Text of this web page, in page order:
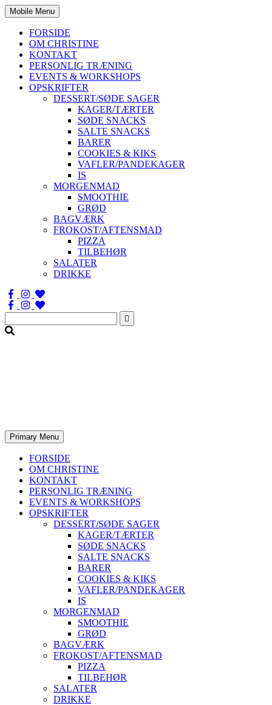
Mobile Menu
FORSIDE
OM CHRISTINE
KONTAKT
PERSONLIG TRÆNING
EVENTS & WORKSHOPS
OPSKRIFTER
DESSERT/SØDE SAGER
KAGER/TÆRTER
SØDE SNACKS
SALTE SNACKS
BARER
COOKIES & KIKS
VAFLER/PANDEKAGER
IS
MORGENMAD
SMOOTHIE
GRØD
BAGVÆRK
FROKOST/AFTENSMAD
PIZZA
TILBEHØR
SALATER
DRIKKE
Søg
efter:
Primary Menu
FORSIDE
OM CHRISTINE
KONTAKT
PERSONLIG TRÆNING
EVENTS & WORKSHOPS
OPSKRIFTER
DESSERT/SØDE SAGER
KAGER/TÆRTER
SØDE SNACKS
SALTE SNACKS
BARER
COOKIES & KIKS
VAFLER/PANDEKAGER
IS
MORGENMAD
SMOOTHIE
GRØD
BAGVÆRK
FROKOST/AFTENSMAD
PIZZA
TILBEHØR
SALATER
DRIKKE